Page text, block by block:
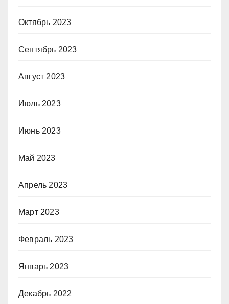
Октябрь 2023
Сентябрь 2023
Август 2023
Июль 2023
Июнь 2023
Май 2023
Апрель 2023
Март 2023
Февраль 2023
Январь 2023
Декабрь 2022